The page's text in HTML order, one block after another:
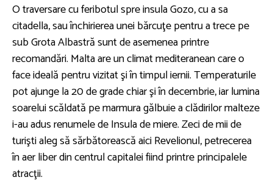
O traversare cu feribotul spre insula Gozo, cu a sa
citadella, sau închirierea unei bărcuţe pentru a trece pe
sub Grota Albastră sunt de asemenea printre
recomandări. Malta are un climat mediteranean care o
face ideală pentru vizitat şi în timpul iernii. Temperaturile
pot ajunge la 20 de grade chiar şi în decembrie, iar lumina
soarelui scăldată pe marmura gălbuie a clădirilor malteze
i-au adus renumele de Insula de miere. Zeci de mii de
turişti aleg să sărbătorească aici Revelionul, petrecerea
în aer liber din centrul capitalei fiind printre principalele
atracţii.